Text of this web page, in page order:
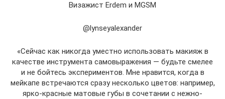
Визажист Erdem и MGSM
@lynseyalexander
«Сейчас как никогда уместно использовать макияж в
качестве инструмента самовыражения — будьте смелее
и не бойтесь экспериментов. Мне нравится, когда в
мейкапе встречаются сразу несколько цветов: например,
ярко-красные матовые губы в сочетании с нежно-